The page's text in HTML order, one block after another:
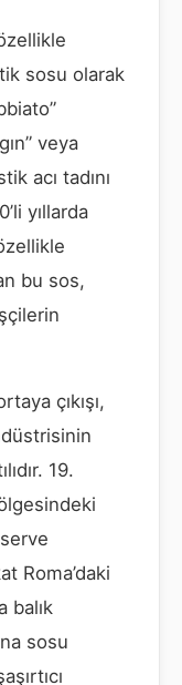
sosu olarak
veya
acı tadını
yıllarda
bu sos,
çıkışı,
19.
Roma’daki
balık
sosu